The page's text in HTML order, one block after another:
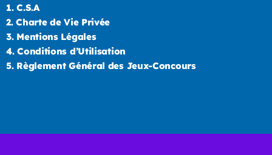
1. C.S.A
2. Charte de Vie Privée
3. Mentions Légales
4. Conditions d’Utilisation
5. Règlement Général des Jeux-Concours